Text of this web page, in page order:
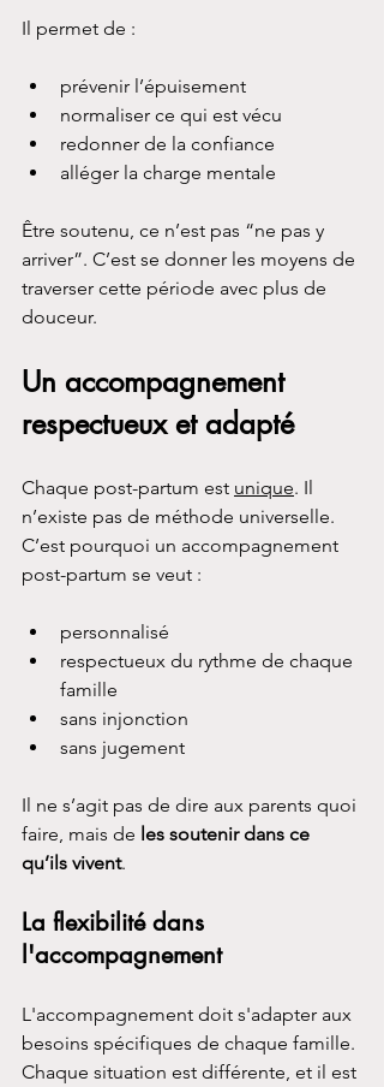
Il permet de :
prévenir l’épuisement
normaliser ce qui est vécu
redonner de la confiance
alléger la charge mentale
Être soutenu, ce n’est pas “ne pas y
arriver”. C’est se donner les moyens de
traverser cette période avec plus de
douceur.
Un accompagnement
respectueux et adapté
Chaque post-partum est unique. Il
n’existe pas de méthode universelle.
C’est pourquoi un accompagnement
post-partum se veut :
personnalisé
respectueux du rythme de chaque
famille
sans injonction
sans jugement
Il ne s’agit pas de dire aux parents quoi
faire, mais de les soutenir dans ce
qu’ils vivent.
La flexibilité dans
l'accompagnement
L'accompagnement doit s'adapter aux
besoins spécifiques de chaque famille.
Chaque situation est différente, et il est